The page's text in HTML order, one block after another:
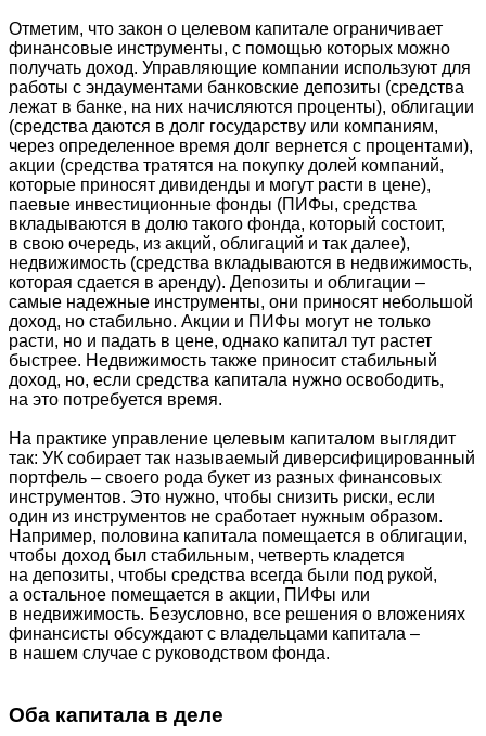
Отметим, что закон о целевом капитале ограничивает
финансовые инструменты, с помощью которых можно
получать доход. Управляющие компании используют для
работы с эндаументами банковские депозиты (средства
лежат в банке, на них начисляются проценты), облигации
(средства даются в долг государству или компаниям,
через определенное время долг вернется с процентами),
акции (средства тратятся на покупку долей компаний,
которые приносят дивиденды и могут расти в цене),
паевые инвестиционные фонды (ПИФы, средства
вкладываются в долю такого фонда, который состоит,
в свою очередь, из акций, облигаций и так далее),
недвижимость (средства вкладываются в недвижимость,
которая сдается в аренду). Депозиты и облигации –
самые надежные инструменты, они приносят небольшой
доход, но стабильно. Акции и ПИФы могут не только
расти, но и падать в цене, однако капитал тут растет
быстрее. Недвижимость также приносит стабильный
доход, но, если средства капитала нужно освободить,
на это потребуется время.
На практике управление целевым капиталом выглядит
так: УК собирает так называемый диверсифицированный
портфель – своего рода букет из разных финансовых
инструментов. Это нужно, чтобы снизить риски, если
один из инструментов не сработает нужным образом.
Например, половина капитала помещается в облигации,
чтобы доход был стабильным, четверть кладется
на депозиты, чтобы средства всегда были под рукой,
а остальное помещается в акции, ПИФы или
в недвижимость. Безусловно, все решения о вложениях
финансисты обсуждают с владельцами капитала –
в нашем случае с руководством фонда.
Оба капитала в деле